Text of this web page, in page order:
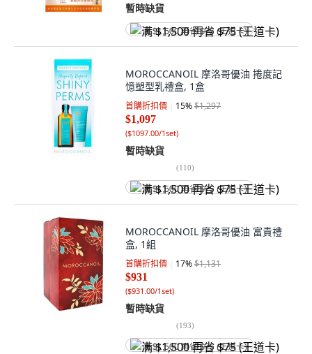
暫時缺貨
满 $1,500 再省 $75 (王道卡)
MOROCCANOIL 摩洛哥優油 捲度記
憶塑型乳禮盒, 1盒
首購折扣價 15%$1,297
$1,097
($1097.00/1set)
暫時缺貨
(110)
满 $1,500 再省 $75 (王道卡)
MOROCCANOIL 摩洛哥優油 富貴禮
盒, 1組
首購折扣價 17%$1,131
$931
($931.00/1set)
暫時缺貨
(193)
满 $1,500 再省 $75 (王道卡)